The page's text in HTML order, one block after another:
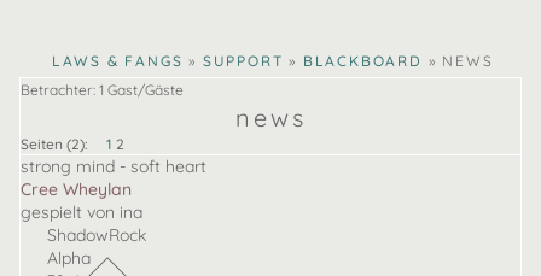
CLAWS & FANGS » SUPPORT » BLACKBOARD » NEWS
Betrachter: 1 Gast/Gäste
news
Seiten (2): 1 2
strong mind - soft heart
Cree Wheylan
gespielt von ina
ShadowRock
Alpha